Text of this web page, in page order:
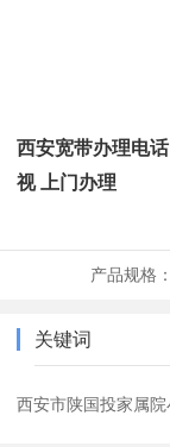
西安宽带办理电
视 上门办理
产品规格：
关键词
西安市陕国投家属